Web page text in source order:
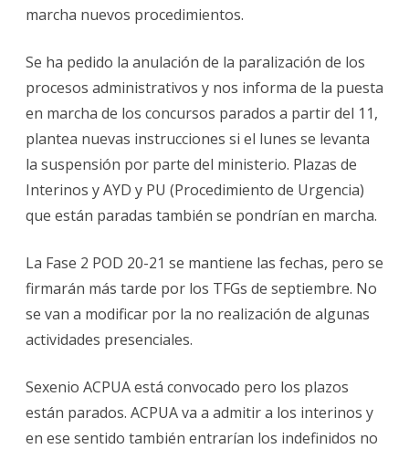
marcha nuevos procedimientos.
Se ha pedido la anulación de la paralización de los
procesos administrativos y nos informa de la puesta
en marcha de los concursos parados a partir del 11,
plantea nuevas instrucciones si el lunes se levanta
la suspensión por parte del ministerio. Plazas de
Interinos y AYD y PU (Procedimiento de Urgencia)
que están paradas también se pondrían en marcha.
La Fase 2 POD 20-21 se mantiene las fechas, pero se
firmarán más tarde por los TFGs de septiembre. No
se van a modificar por la no realización de algunas
actividades presenciales.
Sexenio ACPUA está convocado pero los plazos
están parados. ACPUA va a admitir a los interinos y
en ese sentido también entrarían los indefinidos no